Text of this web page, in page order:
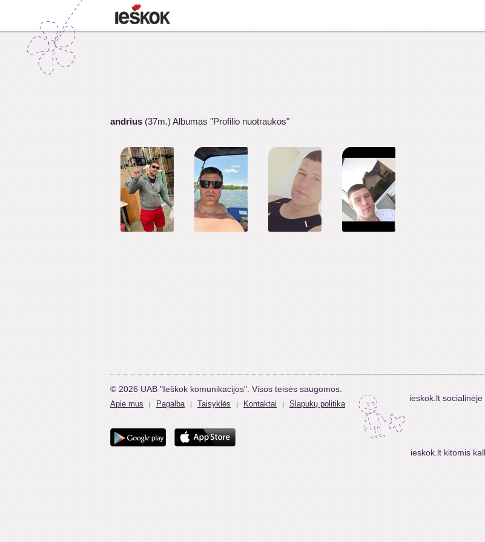
andrius (37m.) Albumas "Profilio nuotraukos"
© 2026 UAB "Ieškok komunikacijos". Visos teisės saugomos.
Apie mus | Pagalba | Taisyklės | Kontaktai | Slapukų politika
ieskok.lt socialinėje
ieskok.lt kitomis